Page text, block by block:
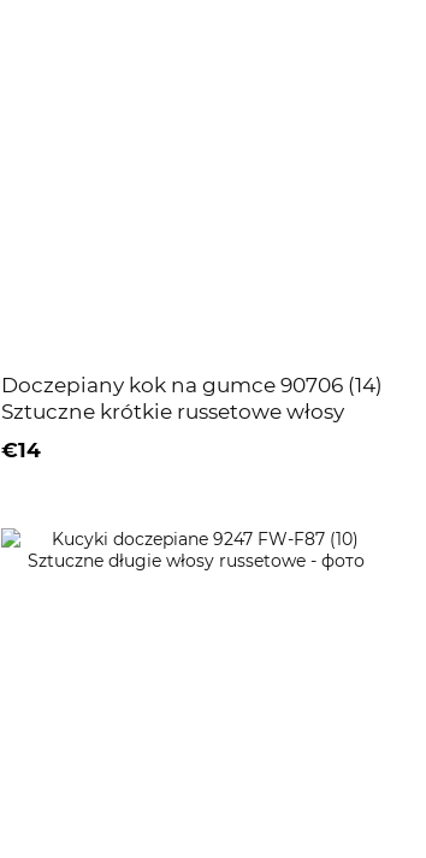
Doczepiany kok na gumce 90706 (14)
Sztuczne krótkie russetowe włosy
€14